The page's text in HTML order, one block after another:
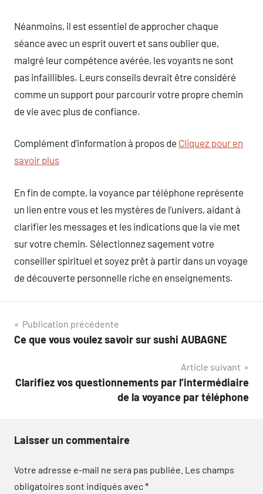
Néanmoins, il est essentiel de approcher chaque
séance avec un esprit ouvert et sans oublier que,
malgré leur compétence avérée, les voyants ne sont
pas infaillibles. Leurs conseils devrait être considéré
comme un support pour parcourir votre propre chemin
de vie avec plus de confiance.
Complément d’information à propos de Cliquez pour en
savoir plus
En fin de compte, la voyance par téléphone représente
un lien entre vous et les mystères de l’univers, aidant à
clarifier les messages et les indications que la vie met
sur votre chemin. Sélectionnez sagement votre
conseiller spirituel et soyez prêt à partir dans un voyage
de découverte personnelle riche en enseignements.
Navigation
de
Publication précédente
Ce que vous voulez savoir sur sushi AUBAGNE
Article suivant
Clarifiez vos questionnements par l’intermédiaire
de la voyance par téléphone
Laisser un commentaire
Votre adresse e-mail ne sera pas publiée. Les champs
obligatoires sont indiqués avec*